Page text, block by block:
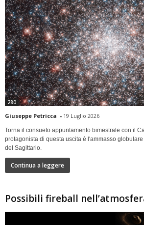
280
Giuseppe Petricca - 19 Luglio 2026
Torna il consueto appuntamento bimestrale con il
protagonista di questa uscita è l'ammasso
del Sagittario.
Continua a leggere
Possibili fireball